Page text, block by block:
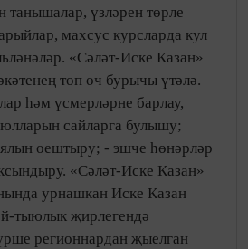
танышалар, үзләрен төрле
махсус курсларда кул
«Сәләт-Иске Казан»
төп өч бурычы үтәлә.
һәм үсмерләрне барлау,
сайларга булышу;
оештыру; - эшче һөнәрләр
«Сәләт-Иске Казан»
урнашкан Иске Казан
тыюлык җирлегендә
регионнардан җыелган